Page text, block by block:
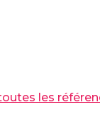
les